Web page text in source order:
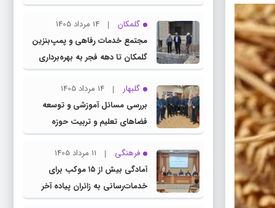
چناران
گلمکان
14 مرداد 1405
مجتمع خدمات رفاهی و پمپ‌بنزین
گلمکان تا دهه فجر به بهره‌برداری
می‌رسد
گلبهار
14 مرداد 1405
بررسی مسائل آموزشی و توسعه
فضاهای تعلیم و تربیت حوزه
انتخابیه در نشست مشترک عضو
کمیسیون آموزش مجلس با مدیرکل
آموزش و پرورش خراسان رضوی
فرهنگی
11 مرداد 1405
آمادگی بیش از ۱۵ موکب برای
خدمات‌رسانی به زائران پیاده آخر
صفر در شهرستان چناران